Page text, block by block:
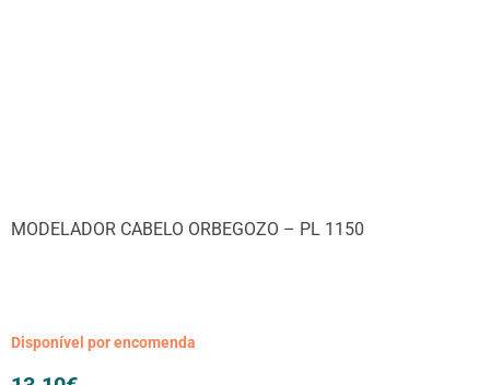
MODELADOR CABELO ORBEGOZO – PL 1150
Disponível por encomenda